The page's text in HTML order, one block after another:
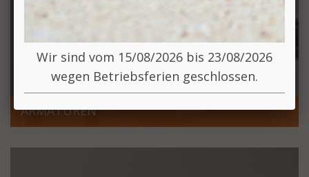
ARMATUREN
Wir sind vom 15/08/2026 bis 23/08/2026
wegen Betriebsferien geschlossen.